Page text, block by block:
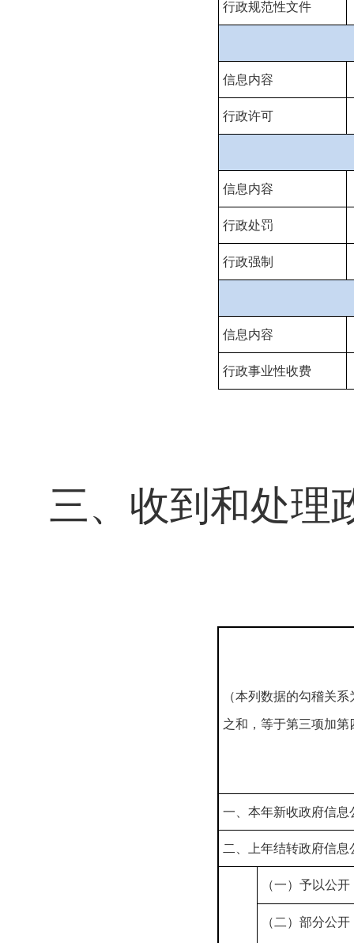
行政规范性文件
信息内容
行政许可
信息内容
行政处罚
行政强制
信息内容
行政事业性收费
三、收到和处理
（本列数据的勾稽关
之和，等于第三项加第
一、本年新收政府信息
二、上年结转政府信息
（一）予以公开
（二）部分公